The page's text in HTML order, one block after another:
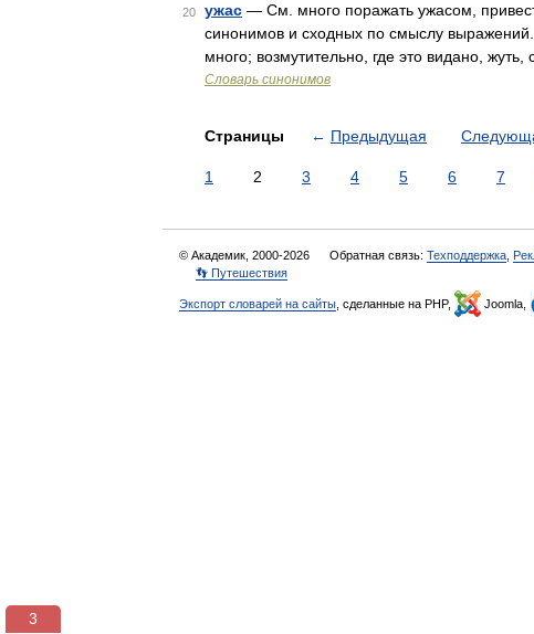
20 ужас — См. много поражать ужасом,
синонимов и сходных по смыслу
много; возмутительно, где это видано, жуть,
Словарь синонимов
Страницы ← Предыдущая
1 2 3 4 5 6 7
© Академик, 2000-2026 Обратная связь: Техподдержка
👣 Путешествия
Экспорт словарей на сайты , сделанные на PHP, Joomla,
3